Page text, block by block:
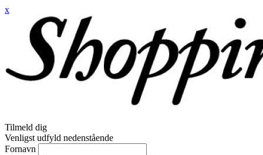
x
Tilmeld dig
Venligst udfyld nedenstående
Fornavn